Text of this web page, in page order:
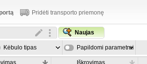
Pridėti transporto priemonę
Naujas
Kėbulo tipas Papildomi parametrai
Iškrovimas